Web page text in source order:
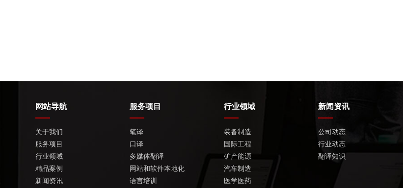
网站导航
关于我们
服务项目
行业领域
精品案例
新闻资讯
服务项目
笔译
口译
多媒体翻译
网站和软件本地化
语言培训
行业领域
装备制造
国际工程
矿产能源
汽车制造
医学医药
新闻资讯
公司动态
行业动态
翻译知识